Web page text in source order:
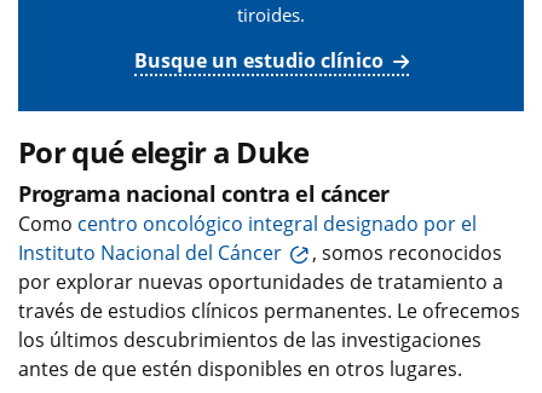
tiroides.
Busque un estudio clínico
Por qué elegir a Duke
Programa nacional contra el cáncer
Como centro oncológico integral designado por el
Instituto Nacional del Cáncer
, somos reconocidos
por explorar nuevas oportunidades de tratamiento a
través de estudios clínicos permanentes. Le ofrecemos
los últimos descubrimientos de las investigaciones
antes de que estén disponibles en otros lugares.